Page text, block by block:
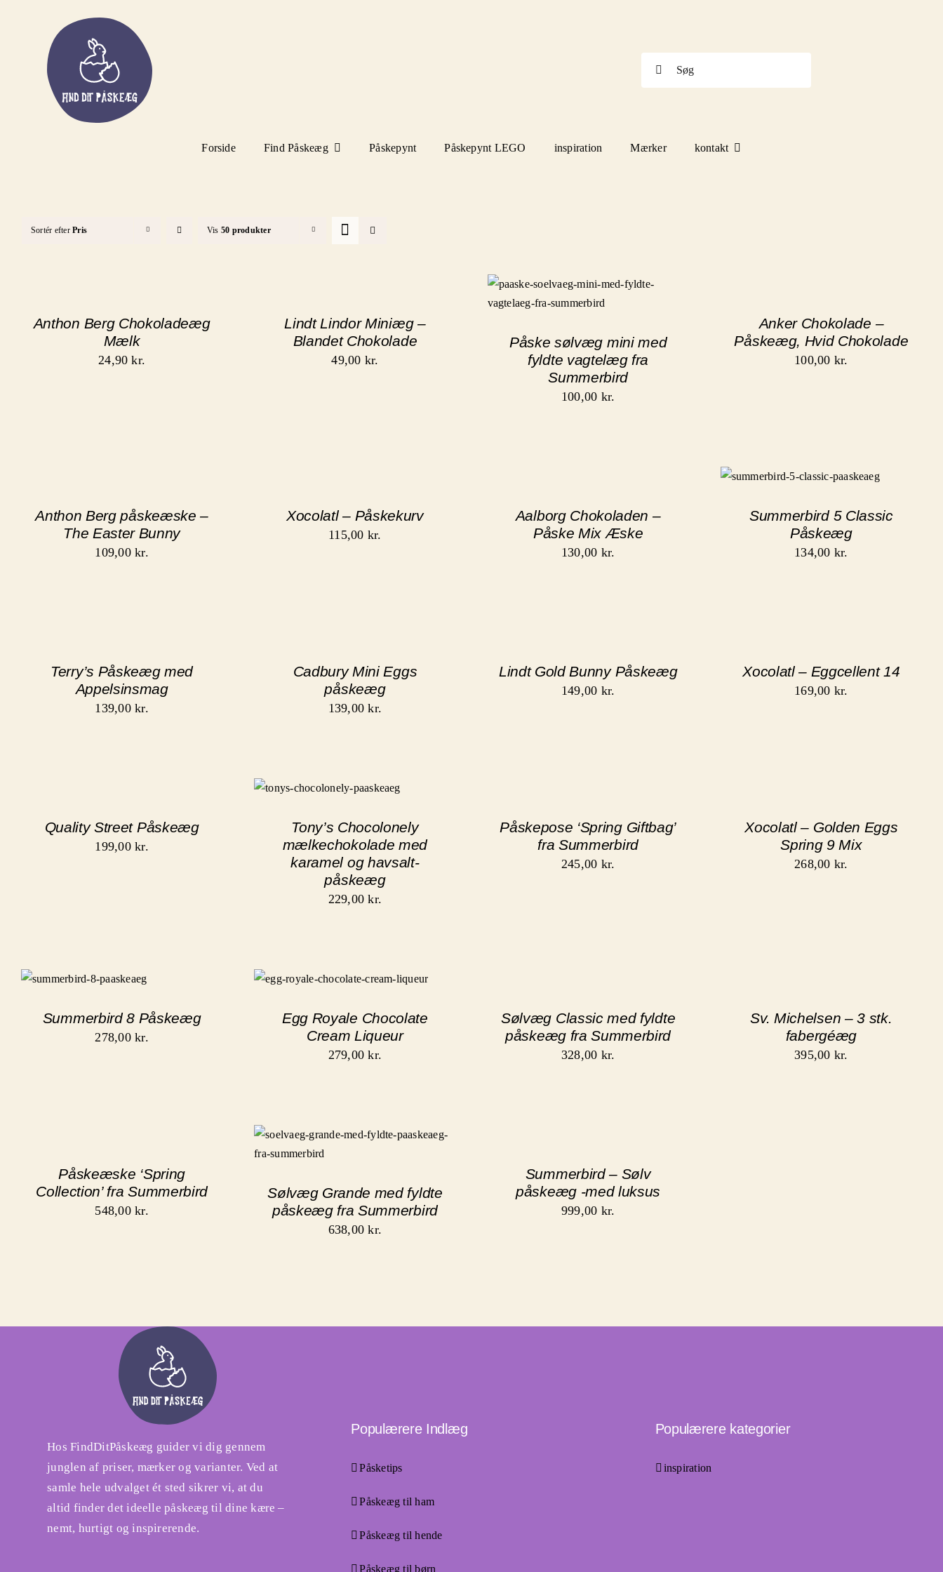
Forside Find Påskeæg Påskepynt Påskepynt LEGO inspiration Mærker kontakt
Sortér efterPris Vis 50 produkter
Anthon Berg Chokoladeæg
Mælk
24,90kr.
Lindt Lindor Miniæg –
Blandet Chokolade
49,00 kr.
Påske sølvæg mini med
fyldte vagtelæg fra
Summerbird
100,00 kr.
Anker Chokolade –
Påskeæg, Hvid Chokolade
100,00 kr.
Anthon Berg påskeæske –
The Easter Bunny
109,00kr.
Xocolatl – Påskekurv
115,00 kr.
Aalborg Chokoladen –
Påske Mix Æske
130,00 kr.
Summerbird 5 Classic
Påskeæg
134,00 kr.
Terry’s Påskeæg med
Appelsinsmag
139,00kr.
Cadbury Mini Eggs
påskeæg
139,00kr.
Lindt Gold Bunny Påskeæg
149,00 kr.
Xocolatl – Eggcellent 14
169,00 kr.
Quality Street Påskeæg
199,00kr.
Tony’s Chocolonely
mælkechokolade med
karamel og havsalt-
påskeæg
229,00kr.
Påskepose ‘Spring Giftbag’
fra Summerbird
245,00 kr.
Xocolatl – Golden Eggs
Spring 9 Mix
268,00 kr.
Summerbird 8 Påskeæg
278,00kr.
Egg Royale Chocolate
Cream Liqueur
279,00kr.
Sølvæg Classic med fyldte
påskeæg fra Summerbird
328,00 kr.
Sv. Michelsen – 3 stk.
fabergéæg
395,00 kr.
Påskeæske ‘Spring
Collection’ fra Summerbird
548,00kr.
Sølvæg Grande med fyldte
påskeæg fra Summerbird
638,00kr.
Summerbird – Sølv
påskeæg -med luksus
999,00 kr.
Hos FindDitPåskeæg guider vi dig gennem
junglen af priser, mærker og varianter. Ved at
samle hele udvalget ét sted sikrer vi, at du
altid finder det ideelle påskeæg til dine kære –
nemt, hurtigt og inspirerende.
Populærere Indlæg
Påsketips
Påskeæg til ham
Påskeæg til hende
Påskeæg til børn
Populærere kategorier
inspiration